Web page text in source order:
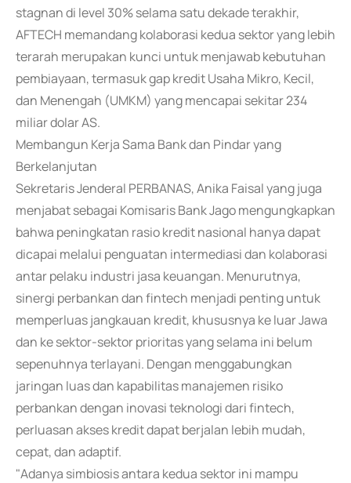
stagnan di level 30% selama satu dekade terakhir,
AFTECH memandang kolaborasi kedua sektor yang lebih
terarah merupakan kunci untuk menjawab kebutuhan
pembiayaan, termasuk gap kredit Usaha Mikro, Kecil,
dan Menengah (UMKM) yang mencapai sekitar 234
miliar dolar AS.
Membangun Kerja Sama Bank dan Pindar yang
Berkelanjutan
Sekretaris Jenderal PERBANAS, Anika Faisal yang juga
menjabat sebagai Komisaris Bank Jago mengungkapkan
bahwa peningkatan rasio kredit nasional hanya dapat
dicapai melalui penguatan intermediasi dan kolaborasi
antar pelaku industri jasa keuangan. Menurutnya,
sinergi perbankan dan fintech menjadi penting untuk
memperluas jangkauan kredit, khususnya ke luar Jawa
dan ke sektor-sektor prioritas yang selama ini belum
sepenuhnya terlayani. Dengan menggabungkan
jaringan luas dan kapabilitas manajemen risiko
perbankan dengan inovasi teknologi dari fintech,
perluasan akses kredit dapat berjalan lebih mudah,
cepat, dan adaptif.
"Adanya simbiosis antara kedua sektor ini mampu